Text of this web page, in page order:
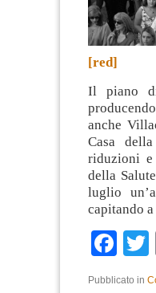
[red]
Il piano di
anche
Casa
riduzioni e
della
luglio
capitando
Pubblicato in